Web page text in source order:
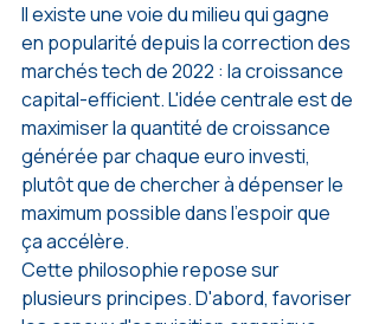
Il existe une voie du milieu qui gagne
en popularité depuis la correction des
marchés tech de 2022 : la croissance
capital-efficient. L'idée centrale est de
maximiser la quantité de croissance
générée par chaque euro investi,
plutôt que de chercher à dépenser le
maximum possible dans l'espoir que
ça accélère.
Cette philosophie repose sur
plusieurs principes. D'abord, favoriser